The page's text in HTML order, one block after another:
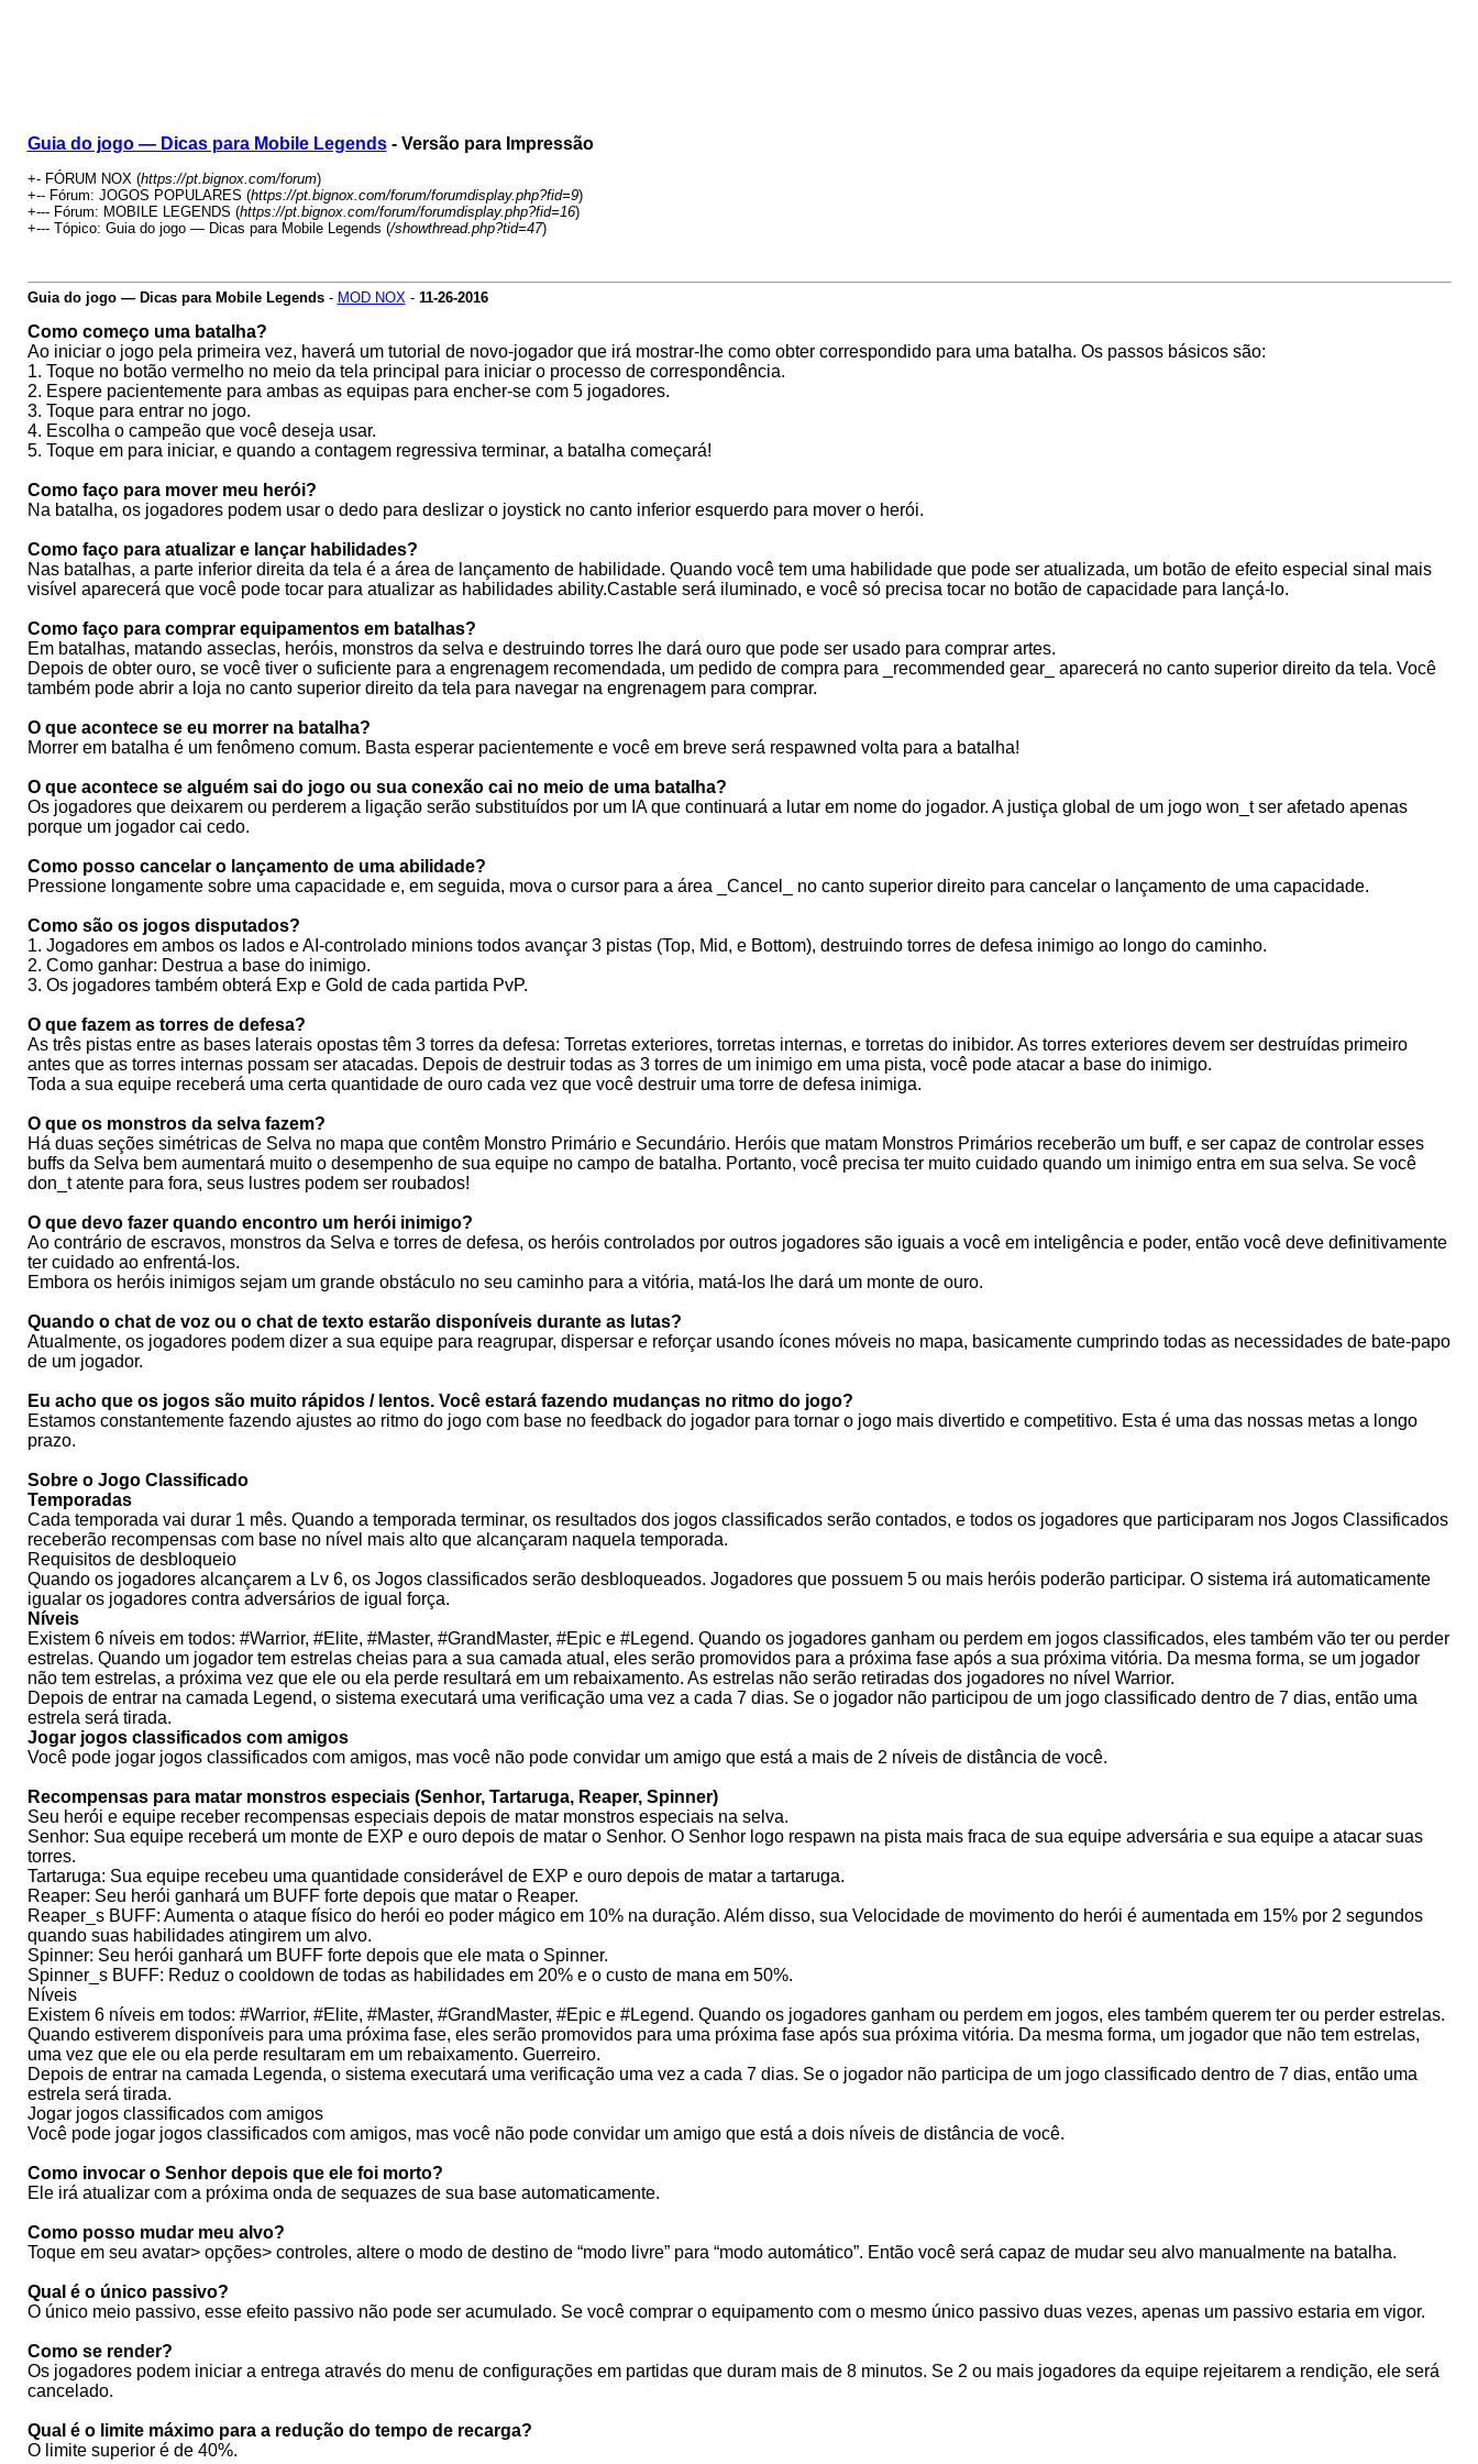
Guia do jogo — Dicas para Mobile Legends- Versão para Impressão
+- FÓRUM NOX (https://pt.bignox.com/forum)
+-- Fórum: JOGOS POPULARES (https://pt.bignox.com/forum/forumdisplay.php?fid=9)
+--- Fórum: MOBILE LEGENDS (https://pt.bignox.com/forum/forumdisplay.php?fid=16)
+--- Tópico: Guia do jogo — Dicas para Mobile Legends (/showthread.php?tid=47)
Guia do jogo — Dicas para Mobile Legends- MOD NOX- 11-26-2016
Como começo uma batalha?
Ao iniciar o jogo pela primeira vez, haverá um tutorial de novo-jogador que irá mostrar-lhe como obter correspondido para uma batalha. Os passos básicos são:
1. Toque no botão vermelho no meio da tela principal para iniciar o processo de correspondência.
2. Espere pacientemente para ambas as equipas para encher-se com 5 jogadores.
3. Toque para entrar no jogo.
4. Escolha o campeão que você deseja usar.
5. Toque em para iniciar, e quando a contagem regressiva terminar, a batalha começará!
Como faço para mover meu herói?
Na batalha, os jogadores podem usar o dedo para deslizar o joystick no canto inferior esquerdo para mover o herói.
Como faço para atualizar e lançar habilidades?
Nas batalhas, a parte inferior direita da tela é a área de lançamento de habilidade. Quando você tem uma habilidade que pode ser atualizada, um botão de efeito especial sinal mais
visível aparecerá que você pode tocar para atualizar as habilidades ability.Castable será iluminado, e você só precisa tocar no botão de capacidade para lançá-lo.
Como faço para comprar equipamentos em batalhas?
Em batalhas, matando asseclas, heróis, monstros da selva e destruindo torres lhe dará ouro que pode ser usado para comprar artes.
Depois de obter ouro, se você tiver o suficiente para a engrenagem recomendada, um pedido de compra para _recommended gear_ aparecerá no canto superior direito da tela. Você
também pode abrir a loja no canto superior direito da tela para navegar na engrenagem para comprar.
O que acontece se eu morrer na batalha?
Morrer em batalha é um fenômeno comum. Basta esperar pacientemente e você em breve será respawned volta para a batalha!
O que acontece se alguém sai do jogo ou sua conexão cai no meio de uma batalha?
Os jogadores que deixarem ou perderem a ligação serão substituídos por um IA que continuará a lutar em nome do jogador. A justiça global de um jogo won_t ser afetado apenas
porque um jogador cai cedo.
Como posso cancelar o lançamento de uma abilidade?
Pressione longamente sobre uma capacidade e, em seguida, mova o cursor para a área _Cancel_ no canto superior direito para cancelar o lançamento de uma capacidade.
Como são os jogos disputados?
1. Jogadores em ambos os lados e AI-controlado minions todos avançar 3 pistas (Top, Mid, e Bottom), destruindo torres de defesa inimigo ao longo do caminho.
2. Como ganhar: Destrua a base do inimigo.
3. Os jogadores também obterá Exp e Gold de cada partida PvP.
O que fazem as torres de defesa?
As três pistas entre as bases laterais opostas têm 3 torres da defesa: Torretas exteriores, torretas internas, e torretas do inibidor. As torres exteriores devem ser destruídas primeiro
antes que as torres internas possam ser atacadas. Depois de destruir todas as 3 torres de um inimigo em uma pista, você pode atacar a base do inimigo.
Toda a sua equipe receberá uma certa quantidade de ouro cada vez que você destruir uma torre de defesa inimiga.
O que os monstros da selva fazem?
Há duas seções simétricas de Selva no mapa que contêm Monstro Primário e Secundário. Heróis que matam Monstros Primários receberão um buff, e ser capaz de controlar esses
buffs da Selva bem aumentará muito o desempenho de sua equipe no campo de batalha. Portanto, você precisa ter muito cuidado quando um inimigo entra em sua selva. Se você
don_t atente para fora, seus lustres podem ser roubados!
O que devo fazer quando encontro um herói inimigo?
Ao contrário de escravos, monstros da Selva e torres de defesa, os heróis controlados por outros jogadores são iguais a você em inteligência e poder, então você deve definitivamente
ter cuidado ao enfrentá-los.
Embora os heróis inimigos sejam um grande obstáculo no seu caminho para a vitória, matá-los lhe dará um monte de ouro.
Quando o chat de voz ou o chat de texto estarão disponíveis durante as lutas?
Atualmente, os jogadores podem dizer a sua equipe para reagrupar, dispersar e reforçar usando ícones móveis no mapa, basicamente cumprindo todas as necessidades de bate-papo
de um jogador.
Eu acho que os jogos são muito rápidos / lentos. Você estará fazendo mudanças no ritmo do jogo?
Estamos constantemente fazendo ajustes ao ritmo do jogo com base no feedback do jogador para tornar o jogo mais divertido e competitivo. Esta é uma das nossas metas a longo
prazo.
Sobre o Jogo Classificado
Temporadas
Cada temporada vai durar 1 mês. Quando a temporada terminar, os resultados dos jogos classificados serão contados, e todos os jogadores que participaram nos Jogos Classificados
receberão recompensas com base no nível mais alto que alcançaram naquela temporada.
Requisitos de desbloqueio
Quando os jogadores alcançarem a Lv 6, os Jogos classificados serão desbloqueados. Jogadores que possuem 5 ou mais heróis poderão participar. O sistema irá automaticamente
igualar os jogadores contra adversários de igual força.
Níveis
Existem 6 níveis em todos: #Warrior, #Elite, #Master, #GrandMaster, #Epic e #Legend. Quando os jogadores ganham ou perdem em jogos classificados, eles também vão ter ou perder
estrelas. Quando um jogador tem estrelas cheias para a sua camada atual, eles serão promovidos para a próxima fase após a sua próxima vitória. Da mesma forma, se um jogador
não tem estrelas, a próxima vez que ele ou ela perde resultará em um rebaixamento. As estrelas não serão retiradas dos jogadores no nível Warrior.
Depois de entrar na camada Legend, o sistema executará uma verificação uma vez a cada 7 dias. Se o jogador não participou de um jogo classificado dentro de 7 dias, então uma
estrela será tirada.
Jogar jogos classificados com amigos
Você pode jogar jogos classificados com amigos, mas você não pode convidar um amigo que está a mais de 2 níveis de distância de você.
Recompensas para matar monstros especiais (Senhor, Tartaruga, Reaper, Spinner)
Seu herói e equipe receber recompensas especiais depois de matar monstros especiais na selva.
Senhor: Sua equipe receberá um monte de EXP e ouro depois de matar o Senhor. O Senhor logo respawn na pista mais fraca de sua equipe adversária e sua equipe a atacar suas
torres.
Tartaruga: Sua equipe recebeu uma quantidade considerável de EXP e ouro depois de matar a tartaruga.
Reaper: Seu herói ganhará um BUFF forte depois que matar o Reaper.
Reaper_s BUFF: Aumenta o ataque físico do herói eo poder mágico em 10% na duração. Além disso, sua Velocidade de movimento do herói é aumentada em 15% por 2 segundos
quando suas habilidades atingirem um alvo.
Spinner: Seu herói ganhará um BUFF forte depois que ele mata o Spinner.
Spinner_s BUFF: Reduz o cooldown de todas as habilidades em 20% e o custo de mana em 50%.
Níveis
Existem 6 níveis em todos: #Warrior, #Elite, #Master, #GrandMaster, #Epic e #Legend. Quando os jogadores ganham ou perdem em jogos, eles também querem ter ou perder estrelas.
Quando estiverem disponíveis para uma próxima fase, eles serão promovidos para uma próxima fase após sua próxima vitória. Da mesma forma, um jogador que não tem estrelas,
uma vez que ele ou ela perde resultaram em um rebaixamento. Guerreiro.
Depois de entrar na camada Legenda, o sistema executará uma verificação uma vez a cada 7 dias. Se o jogador não participa de um jogo classificado dentro de 7 dias, então uma
estrela será tirada.
Jogar jogos classificados com amigos
Você pode jogar jogos classificados com amigos, mas você não pode convidar um amigo que está a dois níveis de distância de você.
Como invocar o Senhor depois que ele foi morto?
Ele irá atualizar com a próxima onda de sequazes de sua base automaticamente.
Como posso mudar meu alvo?
Toque em seu avatar> opções> controles, altere o modo de destino de “modo livre” para “modo automático”. Então você será capaz de mudar seu alvo manualmente na batalha.
Qual é o único passivo?
O único meio passivo, esse efeito passivo não pode ser acumulado. Se você comprar o equipamento com o mesmo único passivo duas vezes, apenas um passivo estaria em vigor.
Como se render?
Os jogadores podem iniciar a entrega através do menu de configurações em partidas que duram mais de 8 minutos. Se 2 ou mais jogadores da equipe rejeitarem a rendição, ele será
cancelado.
Qual é o limite máximo para a redução do tempo de recarga?
O limite superior é de 40%.